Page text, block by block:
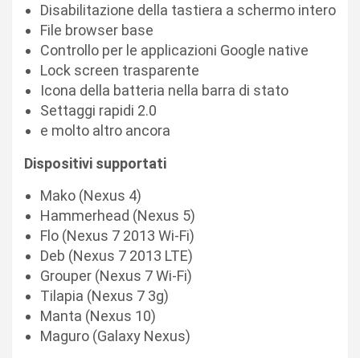
Disabilitazione della tastiera a schermo intero
File browser base
Controllo per le applicazioni Google native
Lock screen trasparente
Icona della batteria nella barra di stato
Settaggi rapidi 2.0
e molto altro ancora
Dispositivi supportati
Mako (Nexus 4)
Hammerhead (Nexus 5)
Flo (Nexus 7 2013 Wi-Fi)
Deb (Nexus 7 2013 LTE)
Grouper (Nexus 7 Wi-Fi)
Tilapia (Nexus 7 3g)
Manta (Nexus 10)
Maguro (Galaxy Nexus)